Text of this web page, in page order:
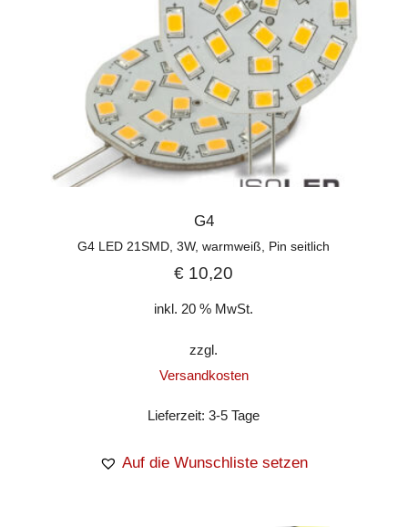
G4
G4 LED 21SMD, 3W, warmweiß, Pin seitlich
€ 10,20
inkl. 20 % MwSt.
zzgl.
Versandkosten
Lieferzeit:3-5 Tage
Auf die Wunschliste setzen